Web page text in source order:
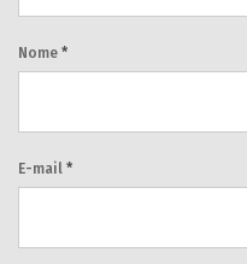
Nome *
E-mail *